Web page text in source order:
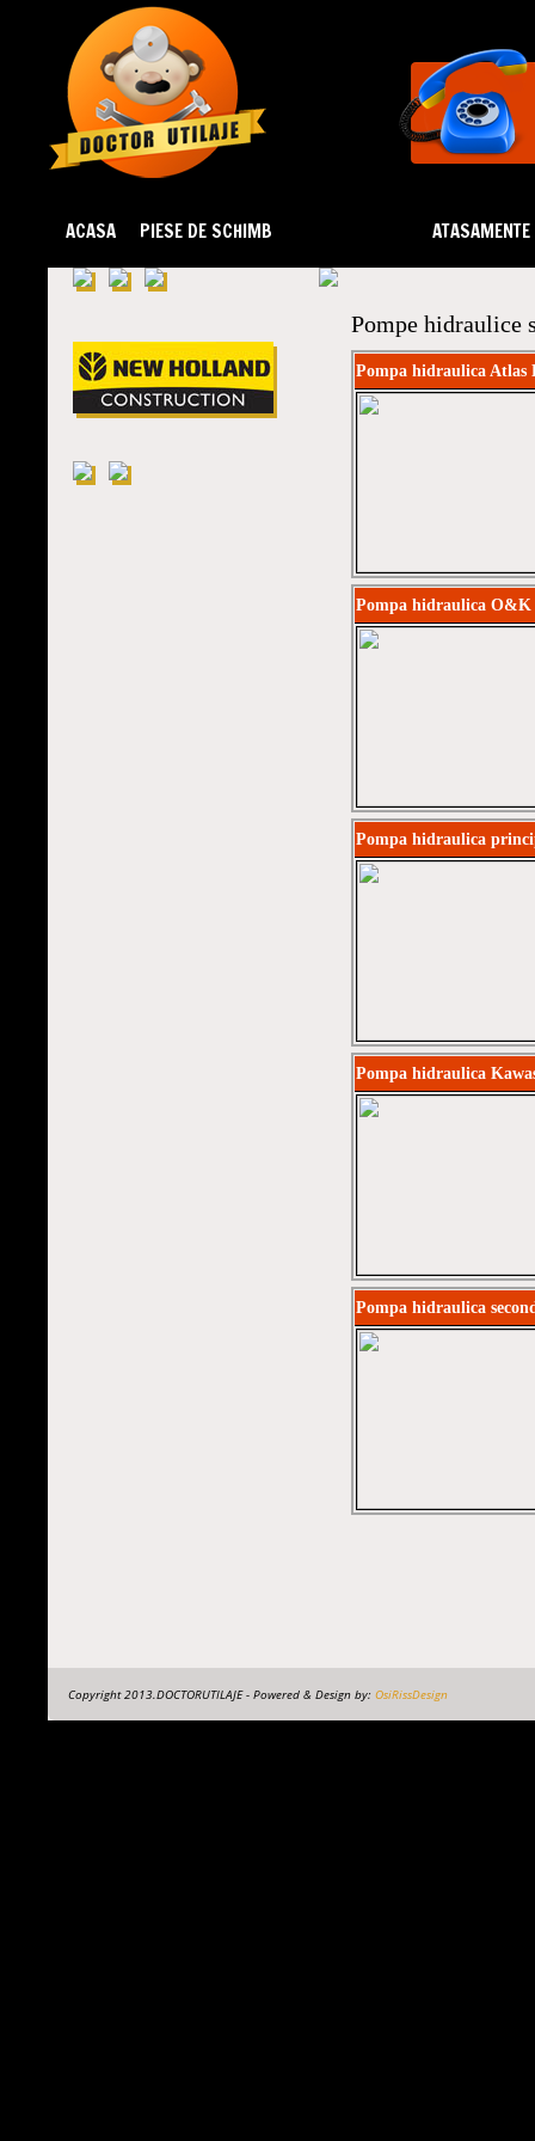
ACASA PIESE DE SCHIMB ATASAMENTE
Pompe hidraulice
Pompa hidraulica Atlas
Pompa hidraulica
Pompa hidraulica
Pompa hidraulica
Pompa hidraulica
Copyright 2013.DOCTORUTILAJE - Powered & Design by: OsiRissDesign